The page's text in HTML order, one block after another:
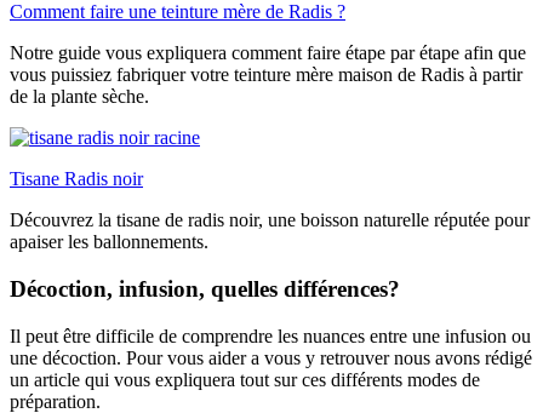
Comment faire une teinture mère de Radis ?
Notre guide vous expliquera comment faire étape par étape afin que
vous puissiez fabriquer votre teinture mère maison de Radis à partir
de la plante sèche.
Tisane Radis noir
Découvrez la tisane de radis noir, une boisson naturelle réputée pour
apaiser les ballonnements.
Décoction, infusion, quelles différences?
Il peut être difficile de comprendre les nuances entre une infusion ou
une décoction. Pour vous aider a vous y retrouver nous avons rédigé
un article qui vous expliquera tout sur ces différents modes de
préparation.